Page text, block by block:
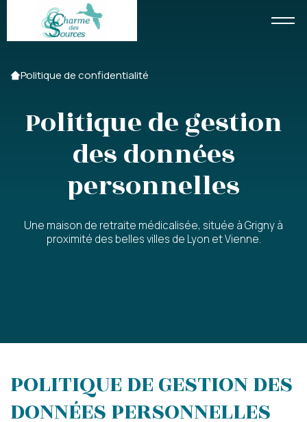
Accueil
Politique de confidentialité
Politique de gestion
des données
personnelles
Une maison de retraite médicalisée, située à Grigny à
proximité des belles villes de Lyon et Vienne.
POLITIQUE DE GESTION DES
DONNÉES PERSONNELLES